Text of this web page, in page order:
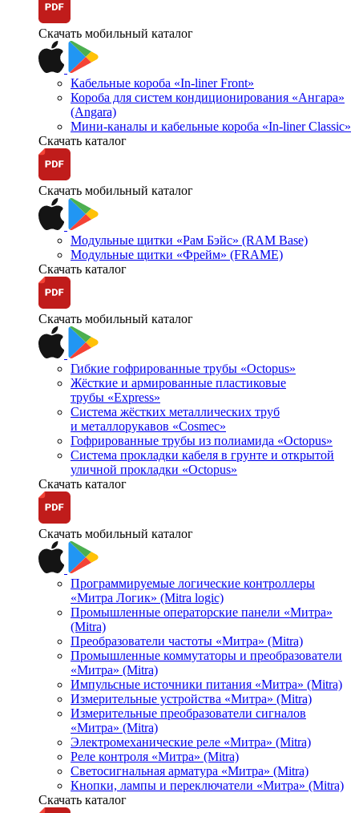
Скачать мобильный каталог
Кабельные короба «In-liner Front»
Короба для систем кондиционирования «Ангара»
(Angara)
Мини-каналы и кабельные короба «In-liner Classic»
Скачать каталог
Скачать мобильный каталог
Модульные щитки «Рам Бэйс» (RAM Base)
Модульные щитки «Фрейм» (FRAME)
Скачать каталог
Скачать мобильный каталог
Гибкие гофрированные трубы «Octopus»
Жёсткие и армированные пластиковые
трубы «Express»
Система жёстких металлических труб
и металлорукавов «Cosmec»
Гофрированные трубы из полиамида «Octopus»
Система прокладки кабеля в грунте и открытой
уличной прокладки «Octopus»
Скачать каталог
Скачать мобильный каталог
Программируемые логические контроллеры
«Митра Логик» (Mitra logic)
Промышленные операторские панели «Митра»
(Mitra)
Преобразователи частоты «Митра» (Mitra)
Промышленные коммутаторы и преобразователи
«Митра» (Mitra)
Импульсные источники питания «Митра» (Mitra)
Измерительные устройства «Митра» (Mitra)
Измерительные преобразователи сигналов
«Митра» (Mitra)
Электромеханические реле «Митра» (Mitra)
Реле контроля «Митра» (Mitra)
Светосигнальная арматура «Митра» (Mitra)
Кнопки, лампы и переключатели «Митра» (Mitra)
Скачать каталог